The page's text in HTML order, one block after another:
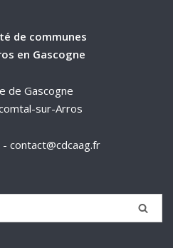
de communes
en Gascogne
de Gascogne
sur-Arros
contact@cdcaag.fr